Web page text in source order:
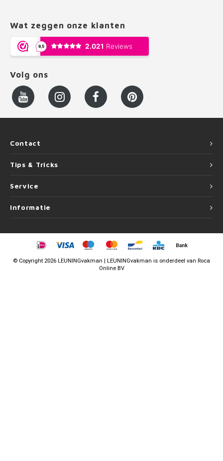
Wat zeggen onze klanten
Volg ons
Contact
Tips & Tricks
Service
Informatie
© Copyright 2026 LEUNINGvakman | LEUNINGvakman is onderdeel van Roca
Online BV